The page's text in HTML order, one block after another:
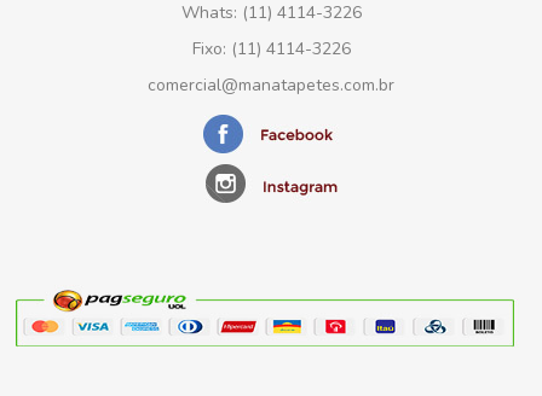
Whats: (11) 4114-3226
Fixo: (11) 4114-3226
comercial@manatapetes.com.br